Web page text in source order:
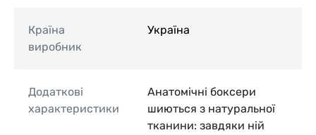
Країна
виробник
Україна
Додаткові
характеристики
Анатомічні боксери
шиються з натуральної
тканини: завдяки ній